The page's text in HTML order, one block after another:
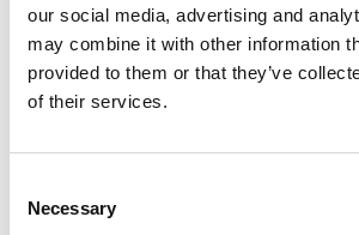
our social media, advertising and
may combine it with other information
provided to them or that they’ve
of their services.
Necessary
Notre client, basé dans le Piémont,
de quarante ans, y compris à la suite
technologique pour les infrastructures
civile et industrielle. Des systèmes